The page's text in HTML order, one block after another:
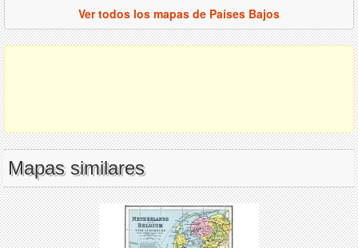
Ver todos los mapas de Países Bajos
Mapas similares